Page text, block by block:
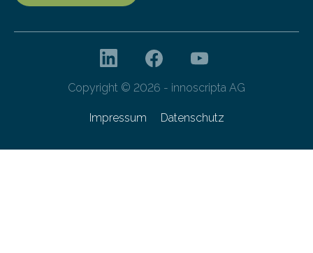
Copyright © 2026 - innoscripta AG
Impressum Datenschutz